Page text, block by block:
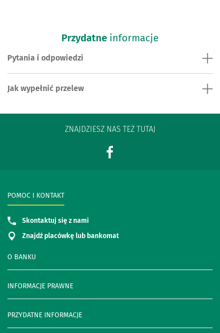
Przydatne informacje
Pytania i odpowiedzi
Jak wypełnić przelew
ZNAJDZIESZ NAS TEŻ TUTAJ
O BANKU
INFORMACJE PRAWNE
PRZYDATNE INFORMACJE
POMOC I KONTAKT
Skontaktuj się z nami
Znajdź placówkę lub bankomat